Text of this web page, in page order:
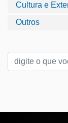
Cultura e
Outros